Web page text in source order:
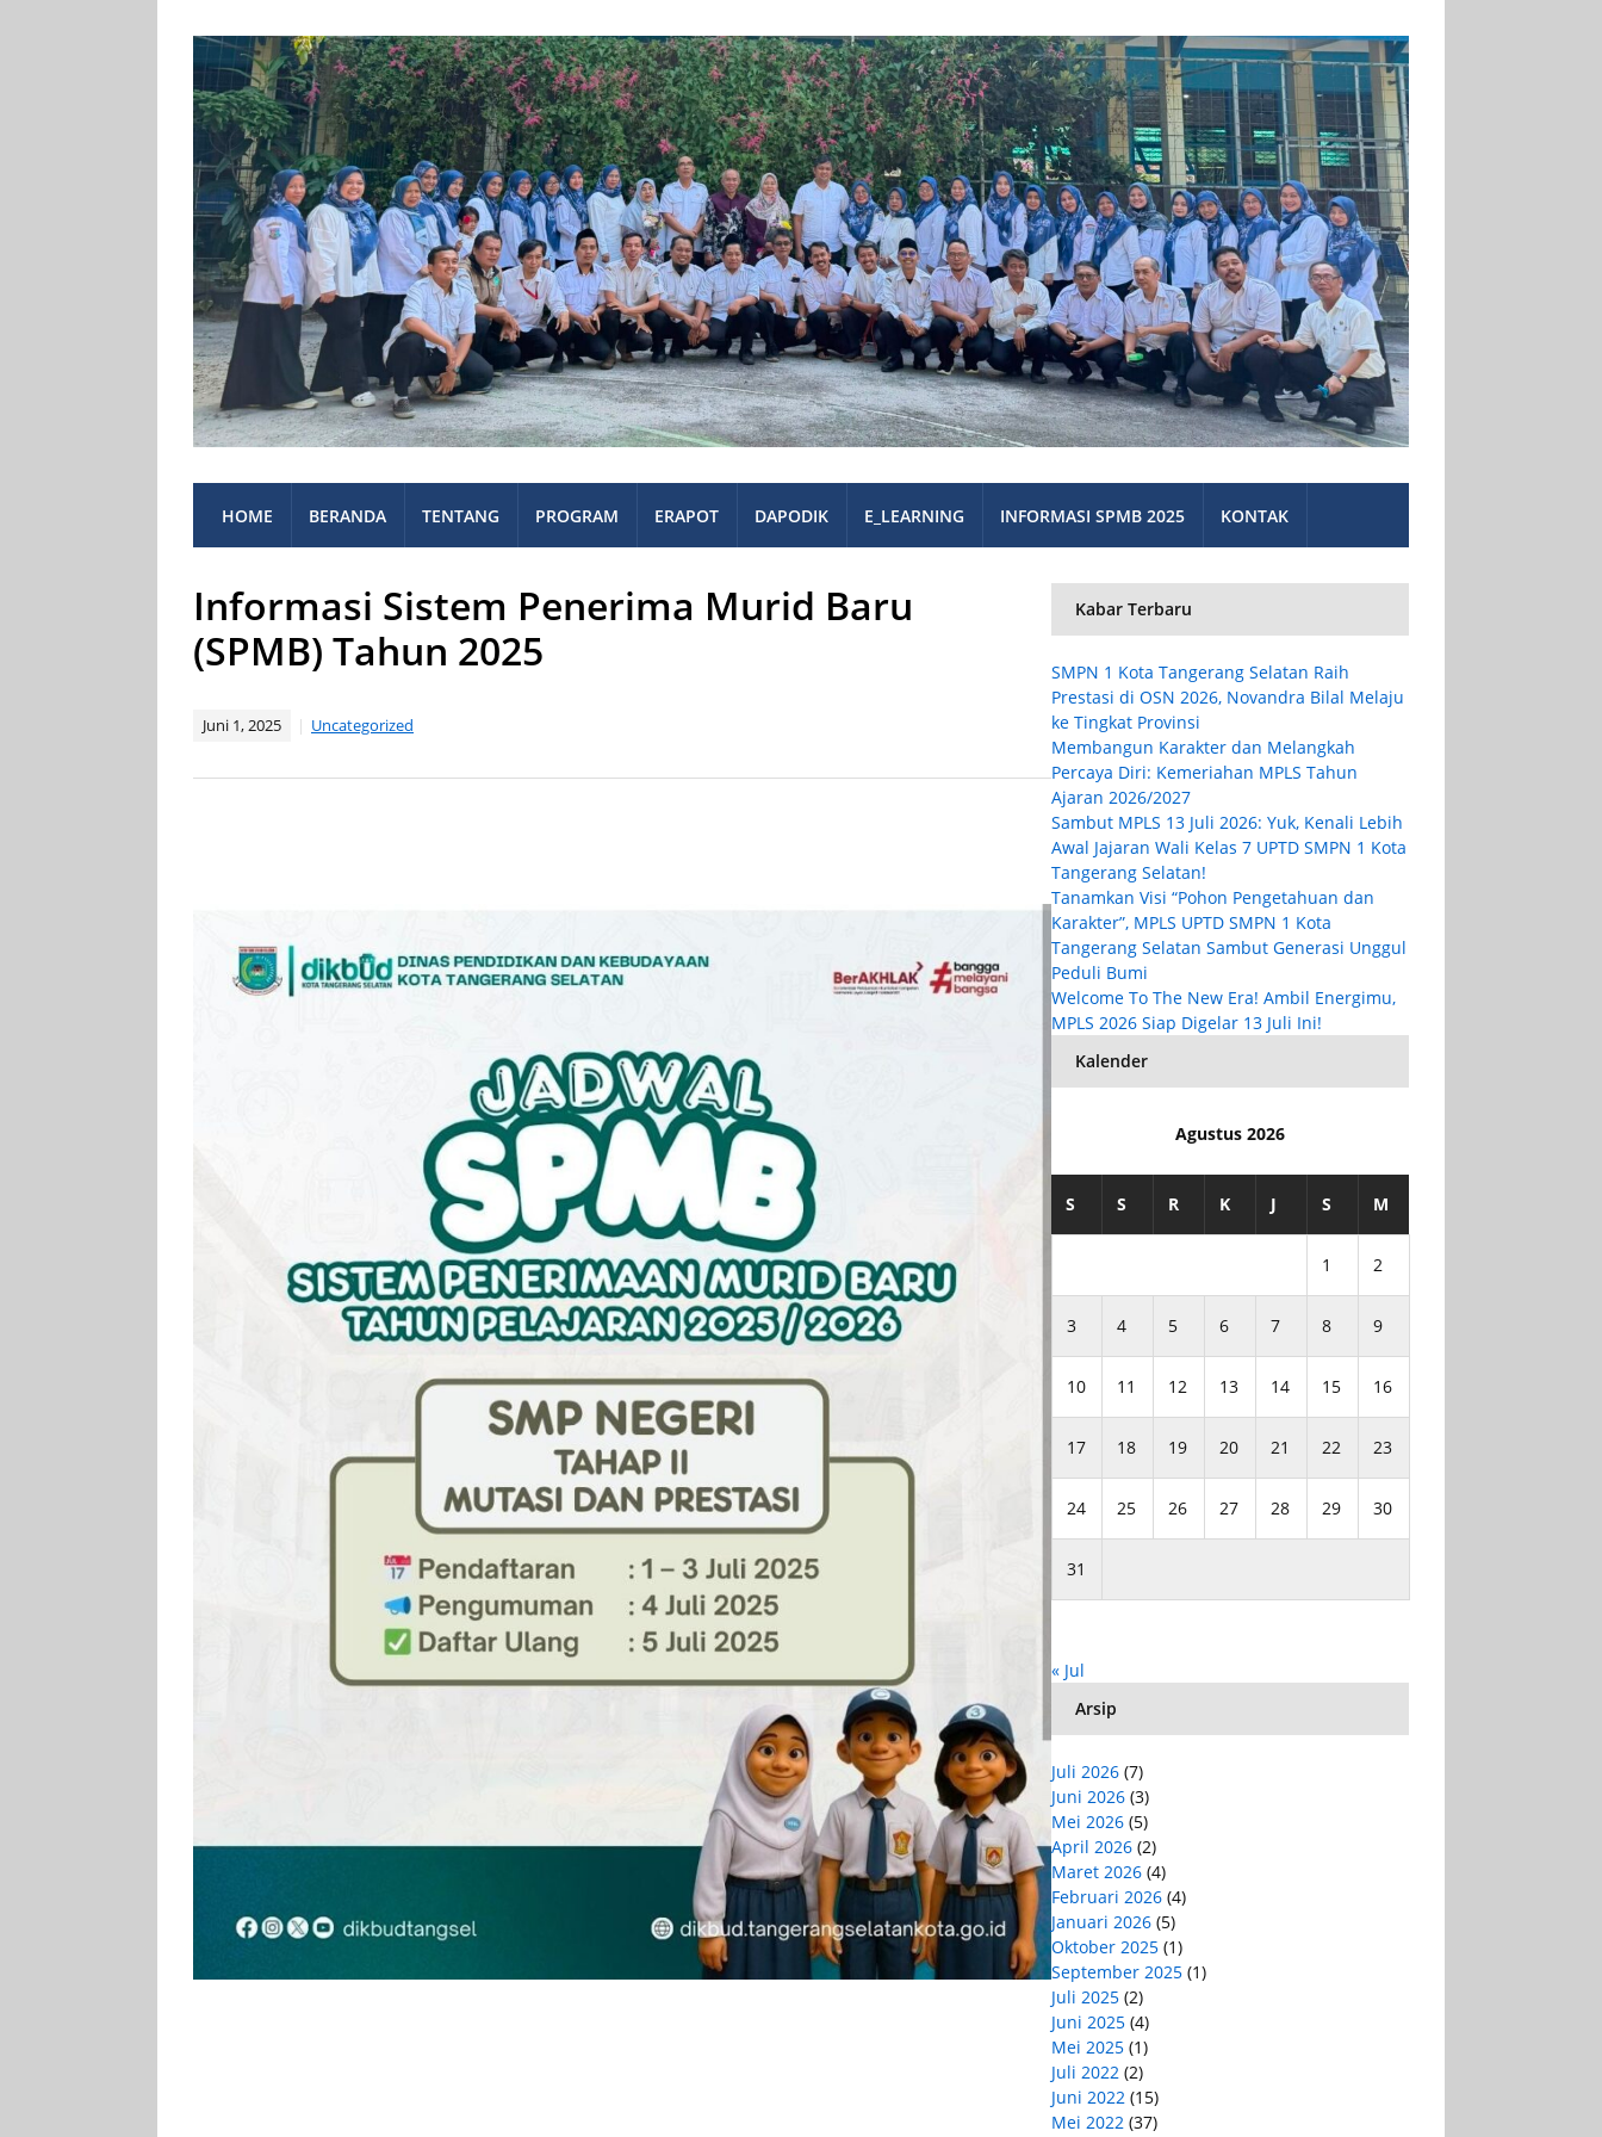
HOME BERANDA TENTANG PROGRAM ERAPOT DAPODIK E_LEARNING INFORMASI SPMB 2025 KONTAK
Informasi Sistem Penerima Murid Baru
(SPMB) Tahun 2025
Juni 1, 2025 Uncategorized
Kabar Terbaru
SMPN 1 Kota Tangerang Selatan Raih
Prestasi di OSN 2026, Novandra Bilal Melaju
ke Tingkat Provinsi
Membangun Karakter dan Melangkah
Percaya Diri: Kemeriahan MPLS Tahun
Ajaran 2026/2027
Sambut MPLS 13 Juli 2026: Yuk, Kenali Lebih
Awal Jajaran Wali Kelas 7 UPTD SMPN 1 Kota
Tangerang Selatan!
Tanamkan Visi “Pohon Pengetahuan dan
Karakter”, MPLS UPTD SMPN 1 Kota
Tangerang Selatan Sambut Generasi Unggul
Peduli Bumi
Welcome To The New Era! Ambil Energimu,
MPLS 2026 Siap Digelar 13 Juli Ini!
Kalender
Agustus 2026
S S R K J S M
1 2
3 4 5 6 7 8 9
10 11 12 13 14 15 16
17 18 19 20 21 22 23
24 25 26 27 28 29 30
31
« Jul
Arsip
Juli 2026 (7)
Juni 2026 (3)
Mei 2026 (5)
April 2026 (2)
Maret 2026 (4)
Februari 2026 (4)
Januari 2026 (5)
Oktober 2025 (1)
September 2025 (1)
Juli 2025 (2)
Juni 2025 (4)
Mei 2025 (1)
Juli 2022 (2)
Juni 2022 (15)
Mei 2022 (37)